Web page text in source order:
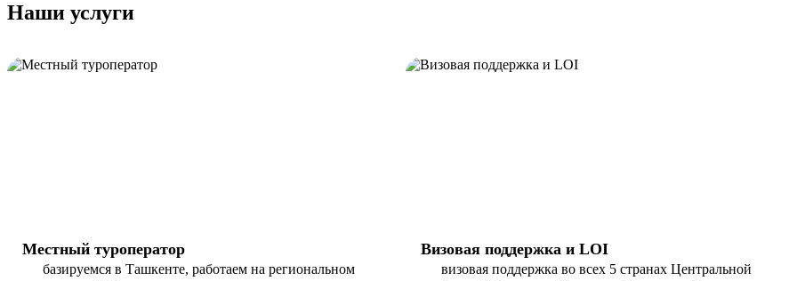
Наши услуги
Местный туроператор
базируемся в Ташкенте, работаем на региональном
Визовая поддержка и LOI
визовая поддержка во всех 5 странах Центральной